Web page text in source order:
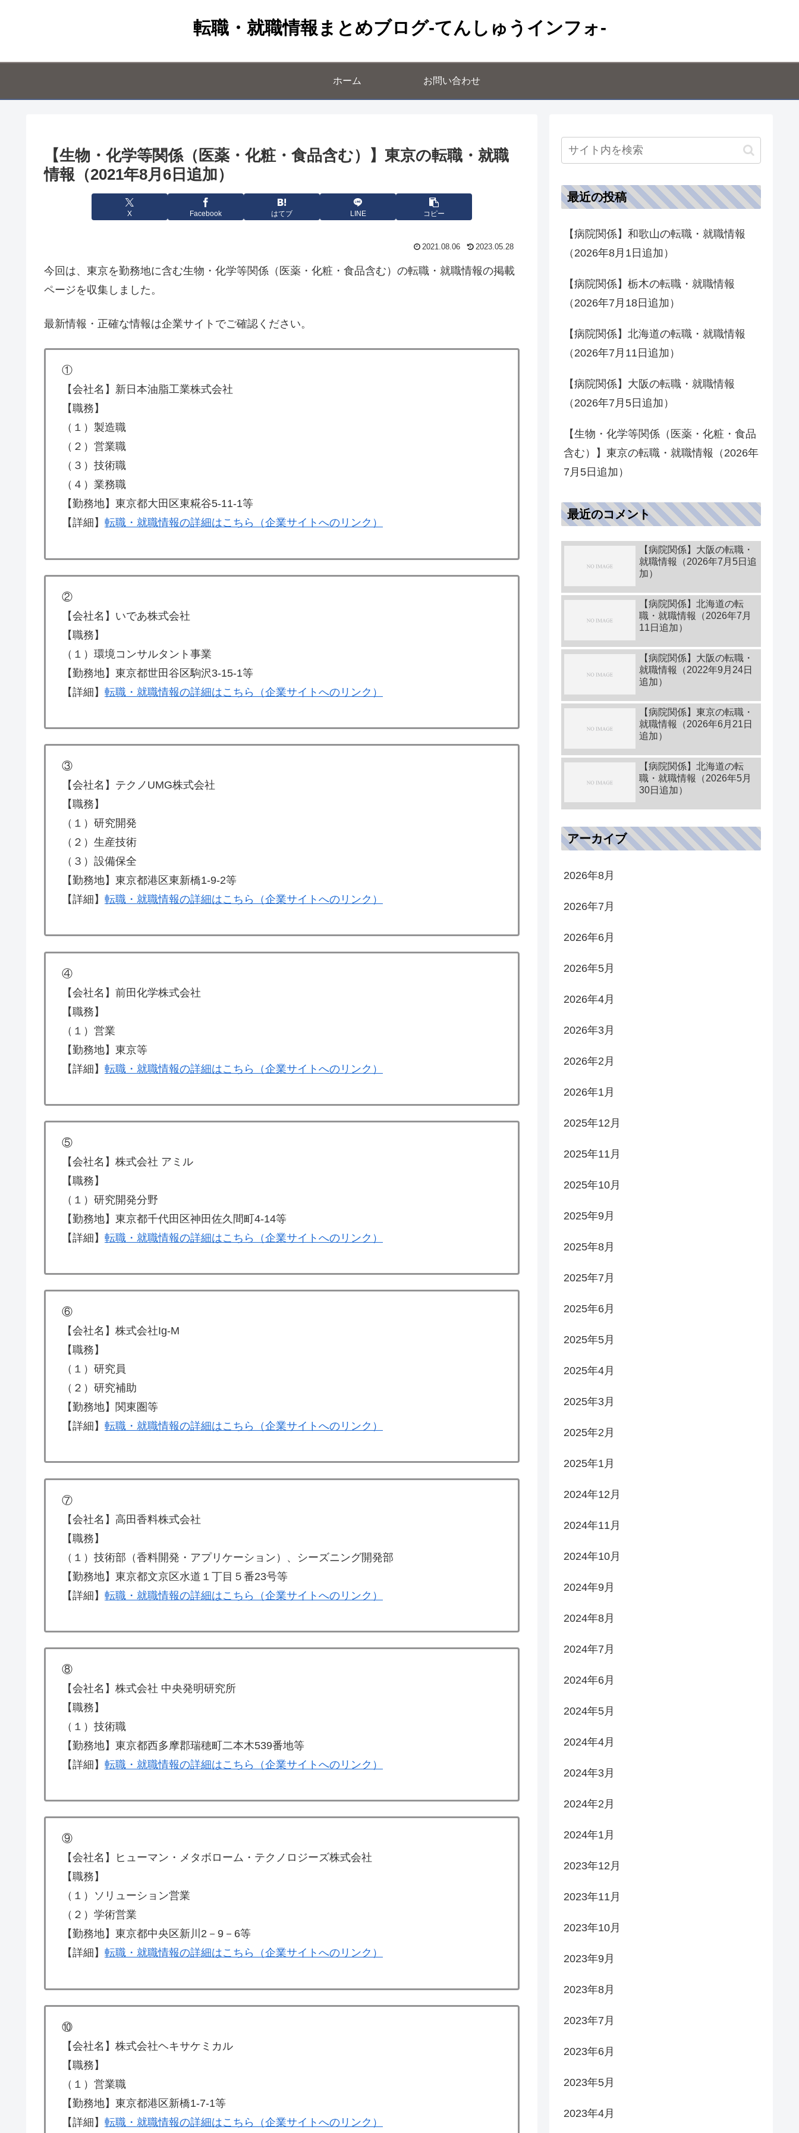
転職・就職情報まとめブログ-てんしゅうインフォ-
ホーム お問い合わせ
【生物・化学等関係（医薬・化粧・食品含む）】東京の転職・就職
情報（2021年8月6日追加）
X Facebook はてブ LINE コピー
2021.08.06 2023.05.28
今回は、東京を勤務地に含む生物・化学等関係（医薬・化粧・食品含む）の転職・就職情報の掲載
ページを収集しました。
最新情報・正確な情報は企業サイトでご確認ください。
①
【会社名】新日本油脂工業株式会社
【職務】
（１）製造職
（２）営業職
（３）技術職
（４）業務職
【勤務地】東京都大田区東糀谷5-11-1等
【詳細】 転職・就職情報の詳細はこちら（企業サイトへのリンク）
②
【会社名】いであ株式会社
【職務】
（１）環境コンサルタント事業
【勤務地】東京都世田谷区駒沢3-15-1等
【詳細】 転職・就職情報の詳細はこちら（企業サイトへのリンク）
③
【会社名】テクノUMG株式会社
【職務】
（１）研究開発
（２）生産技術
（３）設備保全
【勤務地】東京都港区東新橋1-9-2等
【詳細】 転職・就職情報の詳細はこちら（企業サイトへのリンク）
④
【会社名】前田化学株式会社
【職務】
（１）営業
【勤務地】東京等
【詳細】 転職・就職情報の詳細はこちら（企業サイトへのリンク）
⑤
【会社名】株式会社 アミル
【職務】
（１）研究開発分野
【勤務地】東京都千代田区神田佐久間町4-14等
【詳細】 転職・就職情報の詳細はこちら（企業サイトへのリンク）
⑥
【会社名】株式会社Ig-M
【職務】
（１）研究員
（２）研究補助
【勤務地】関東圏等
【詳細】 転職・就職情報の詳細はこちら（企業サイトへのリンク）
⑦
【会社名】高田香料株式会社
【職務】
（１）技術部（香料開発・アプリケーション）、シーズニング開発部
【勤務地】東京都文京区水道１丁目５番23号等
【詳細】 転職・就職情報の詳細はこちら（企業サイトへのリンク）
⑧
【会社名】株式会社 中央発明研究所
【職務】
（１）技術職
【勤務地】東京都西多摩郡瑞穂町二本木539番地等
【詳細】 転職・就職情報の詳細はこちら（企業サイトへのリンク）
⑨
【会社名】ヒューマン・メタボローム・テクノロジーズ株式会社
【職務】
（１）ソリューション営業
（２）学術営業
【勤務地】東京都中央区新川2－9－6等
【詳細】 転職・就職情報の詳細はこちら（企業サイトへのリンク）
⑩
【会社名】株式会社ヘキサケミカル
【職務】
（１）営業職
【勤務地】東京都港区新橋1-7-1等
【詳細】 転職・就職情報の詳細はこちら（企業サイトへのリンク）
最近の投稿
【病院関係】和歌山の転職・就職情報
（2026年8月1日追加）
【病院関係】栃木の転職・就職情報
（2026年7月18日追加）
【病院関係】北海道の転職・就職情報
（2026年7月11日追加）
【病院関係】大阪の転職・就職情報
（2026年7月5日追加）
【生物・化学等関係（医薬・化粧・食品
含む）】東京の転職・就職情報（2026年
7月5日追加）
最近のコメント
【病院関係】大阪の転職・
就職情報（2026年7月5日追
加）
【病院関係】北海道の転
職・就職情報（2026年7月
11日追加）
【病院関係】大阪の転職・
就職情報（2022年9月24日
追加）
【病院関係】東京の転職・
就職情報（2026年6月21日
追加）
【病院関係】北海道の転
職・就職情報（2026年5月
30日追加）
アーカイブ
2026年8月
2026年7月
2026年6月
2026年5月
2026年4月
2026年3月
2026年2月
2026年1月
2025年12月
2025年11月
2025年10月
2025年9月
2025年8月
2025年7月
2025年6月
2025年5月
2025年4月
2025年3月
2025年2月
2025年1月
2024年12月
2024年11月
2024年10月
2024年9月
2024年8月
2024年7月
2024年6月
2024年5月
2024年4月
2024年3月
2024年2月
2024年1月
2023年12月
2023年11月
2023年10月
2023年9月
2023年8月
2023年7月
2023年6月
2023年5月
2023年4月